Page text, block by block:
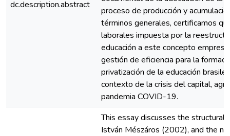
dc.description.abstract
proceso de producción y
términos generales, certificamos
laborales impuesta por la
educación a este concepto
gestión de eficiencia para la
privatización de la educación
contexto de la crisis del capital,
pandemia COVID-19.
This essay discusses the structural
István Mészáros (2002), and the